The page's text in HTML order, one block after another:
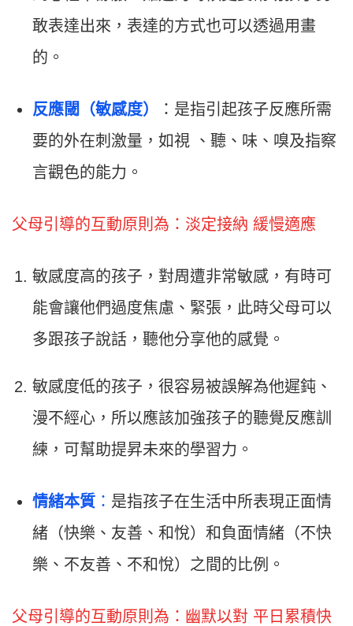
敢表達出來，表達的方式也可以透過用畫
的。
反應閾 （敏感度）
：是指引起孩子反應所需
要的外在刺激量，如視 、聽、味、嗅及指察
言觀色的能力。
父母引導的互動原則為：淡定接納 緩慢適應
敏感度高的孩子，對周遭非常敏感，有時可
能會讓他們過度焦慮、緊張，此時父母可以
多跟孩子說話，聽他分享他的感覺。
敏感度低的孩子，很容易被誤解為他遲鈍、
漫不經心，所以應該加強孩子的聽覺反應訓
練，可幫助提昇未來的學習力。
情緒本質 ： 是指孩子在生活中所表現正面情
緒（快樂、友善、和悅）和負面情緒（不快
樂、不友善、不和悅）之間的比例。
父母引導的互動原則為：幽默以對 平日累積快